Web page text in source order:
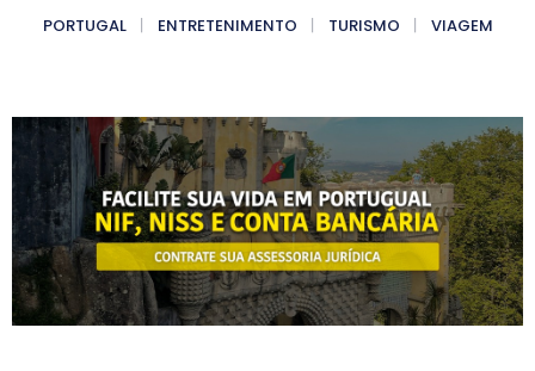
PORTUGAL
ENTRETENIMENTO TURISMO VIAGEM